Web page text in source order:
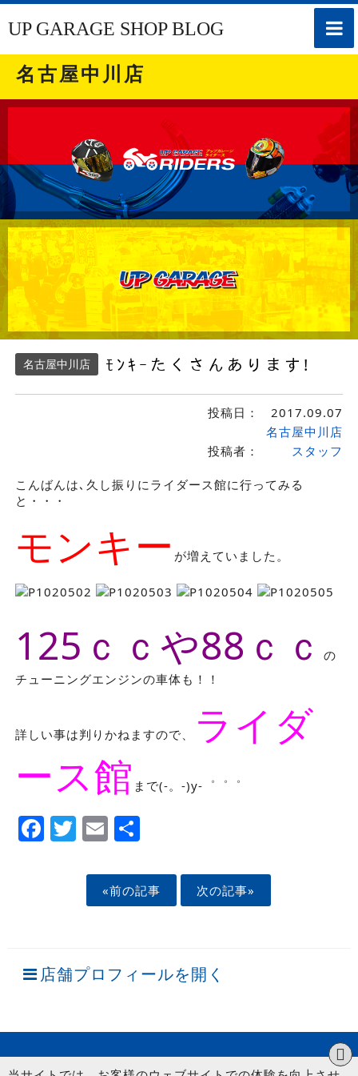
toggle
UP GARAGE SHOP BLOG
名古屋中川店
名古屋中川店 ﾓﾝｷｰたくさんあります!
投稿日： 2017.09.07
投稿者：
名古屋中川店
スタッフ
こんばんは､久し振りにライダース館に行ってみる
と・・・
モンキー が増えていました。
125ｃｃや88ｃｃ
の
チューニングエンジンの車体も！！
詳しい事は判りかねますので、
ライダ
ース館 まで(-。-)y-゜゜゜
Facebook
Twitter
EmailShare
«前の記事 次の記事»
店舗プロフィールを開く